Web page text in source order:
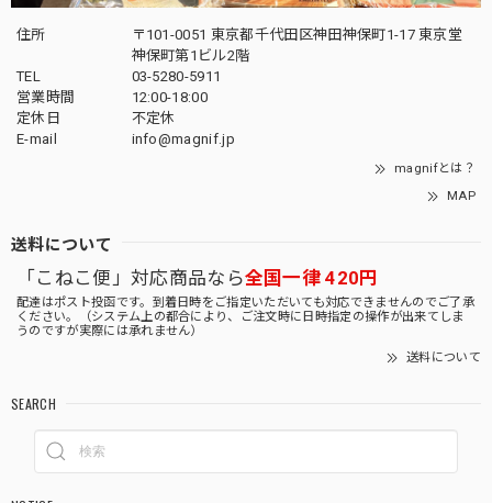
住所
〒101-0051 東京都千代田区神田神保町1-17 東京堂
神保町第1ビル2階
TEL
03-5280-5911
営業時間
12:00-18:00
定休日
不定休
E-mail
info@magnif.jp
magnifとは？
MAP
送料について
「こねこ便」対応商品なら全国一律 420円
配達はポスト投函です。到着日時をご指定いただいても対応できませんのでご了承
ください。（システム上の都合により、ご注文時に日時指定の操作が出来てしま
うのですが実際には承れません）
送料について
SEARCH